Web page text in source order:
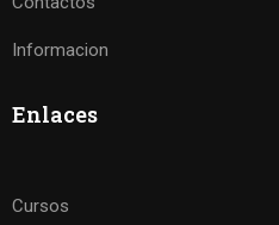
Informacion
Enlaces
Cursos